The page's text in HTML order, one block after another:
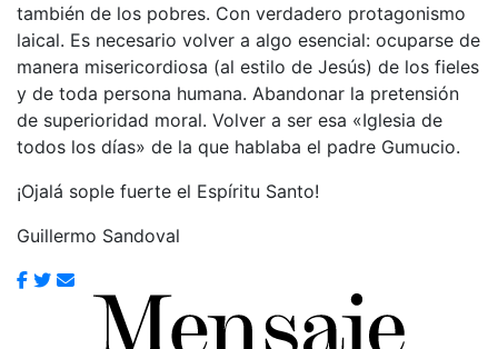
también de los pobres. Con verdadero protagonismo
laical. Es necesario volver a algo esencial: ocuparse de
manera misericordiosa (al estilo de Jesús) de los fieles
y de toda persona humana. Abandonar la pretensión
de superioridad moral. Volver a ser esa «Iglesia de
todos los días» de la que hablaba el padre Gumucio.
¡Ojalá sople fuerte el Espíritu Santo!
Guillermo Sandoval